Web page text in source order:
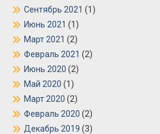
Сентябрь 2021 (1)
Июнь 2021 (1)
Март 2021 (2)
Февраль 2021 (2)
Июнь 2020 (2)
Май 2020 (1)
Март 2020 (2)
Февраль 2020 (2)
Декабрь 2019 (3)